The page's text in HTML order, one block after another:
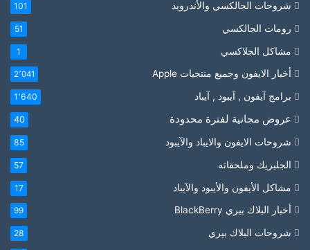
شروحات الجالكسي والأندرويد 101
رومات الجالكسي 51
مشاكل الجلاكسي 1
أخبار الايفون وجميع منتجيات Apple 2٬041
برامج آيفون , آيبود , آيباد 1٬640
عروض مجانية لفترة محدودة 40
شروحات الايفون والايباد والآيبود 85
الجلبريك وملحقاته 57
مشاكل الأيفون والأيبود والآيباد 17
أخبار البلاك بيري BlackBerry 99
شروحات البلاك بيري 28